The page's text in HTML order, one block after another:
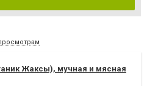
Жаксы), мучная и мясная